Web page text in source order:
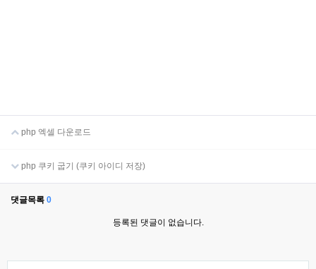
php 엑셀 다운로드
php 쿠키 굽기 (쿠키 아이디 저장)
댓글목록 0
등록된 댓글이 없습니다.